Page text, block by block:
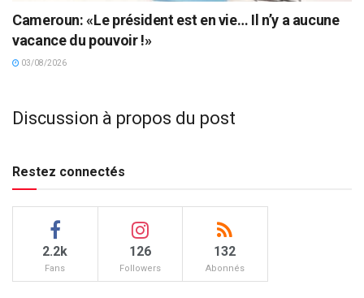
Cameroun: «Le président est en vie… Il n’y a aucune
vacance du pouvoir !»
03/08/2026
Discussion à propos du post
Restez connectés
2.2k
Fans
126
Followers
132
Abonnés